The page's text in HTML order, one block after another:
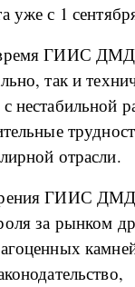
уже с 1
ГИИС
так и
нестабильной
отрасли.
ГИИС
за рынком